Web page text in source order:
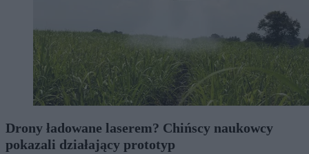
Drony ładowane laserem? Chińscy naukowcy
pokazali działający prototyp